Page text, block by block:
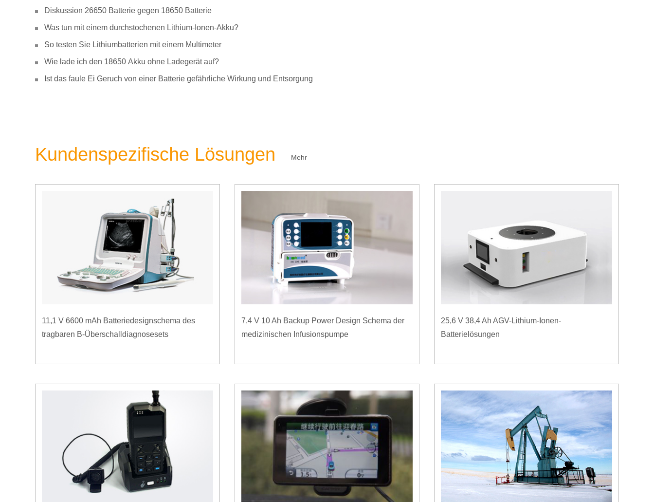
Diskussion 26650 Batterie gegen 18650 Batterie
Was tun mit einem durchstochenen Lithium-Ionen-Akku?
So testen Sie Lithiumbatterien mit einem Multimeter
Wie lade ich den 18650 Akku ohne Ladegerät auf?
Ist das faule Ei Geruch von einer Batterie gefährliche Wirkung und Entsorgung
Kundenspezifische Lösungen Mehr
11,1 V 6600 mAh Batteriedesignschema des
tragbaren B-Überschalldiagnosesets
7,4 V 10 Ah Backup Power Design Schema der
medizinischen Infusionspumpe
25,6 V 38,4 Ah AGV-Lithium-Ionen-
Batterielösungen